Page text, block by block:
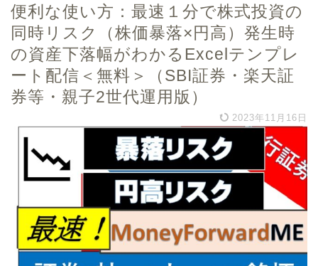
便利な使い方：最速１分で株式投資の
同時リスク（株価暴落×円高）発生時
の資産下落幅がわかるExcelテンプレ
ート配信＜無料＞（SBI証券・楽天証
券等・親子2世代運用版）
2023年11月16日